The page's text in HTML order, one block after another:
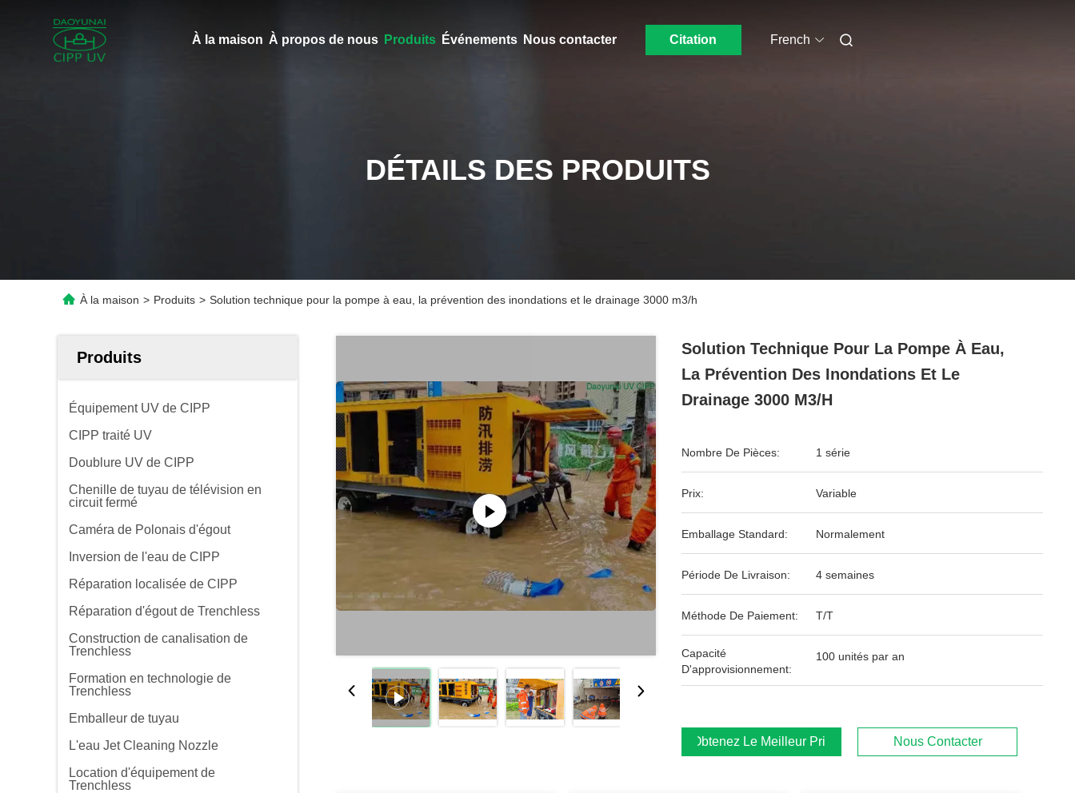
À la maison À propos de nous Produits Événements Nous contacter Citation French
DÉTAILS DES PRODUITS
À la maison > Produits > Solution technique pour la pompe à eau, la prévention des inondations et le drainage 3000 m3/h
Produits
Équipement UV de CIPP
CIPP traité UV
Doublure UV de CIPP
Chenille de tuyau de télévision en
circuit fermé
Caméra de Polonais d'égout
Inversion de l'eau de CIPP
Réparation localisée de CIPP
Réparation d'égout de Trenchless
Construction de canalisation de
Trenchless
Formation en technologie de
Trenchless
Emballeur de tuyau
L'eau Jet Cleaning Nozzle
Location d'équipement de
Trenchless
Solution Technique Pour La Pompe À Eau,
La Prévention Des Inondations Et Le
Drainage 3000 M3/h
Nombre De Pièces: 1 série
Prix: Variable
Emballage Standard: Normalement
Période De Livraison: 4 semaines
Méthode De Paiement: T/T
Capacité
D'approvisionnement:
100 unités par an
Obtenez Le Meilleur Prix Nous Contacter